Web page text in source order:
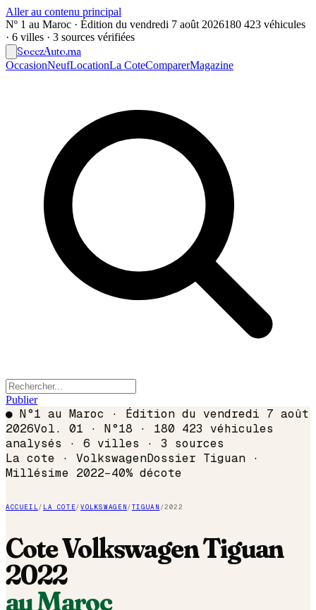
Aller au contenu principal
Nº 1 au Maroc · Édition du vendredi 7 août 2026180 423 véhicules
· 6 villes · 3 sources vérifiées
SoeezAuto.ma
OccasionNeufLocationLa CoteComparerMagazine
Publier
● N°1 au Maroc · Édition du vendredi 7 août
2026Vol. 01 · N°18 · 180 423 véhicules
analysés · 6 villes · 3 sources
La cote · VolkswagenDossier Tiguan ·
Millésime 2022−40% décote
ACCUEIL/ LA COTE/VOLKSWAGEN/TIGUAN /2022
CoteVolkswagenTiguan
2022
au Maroc